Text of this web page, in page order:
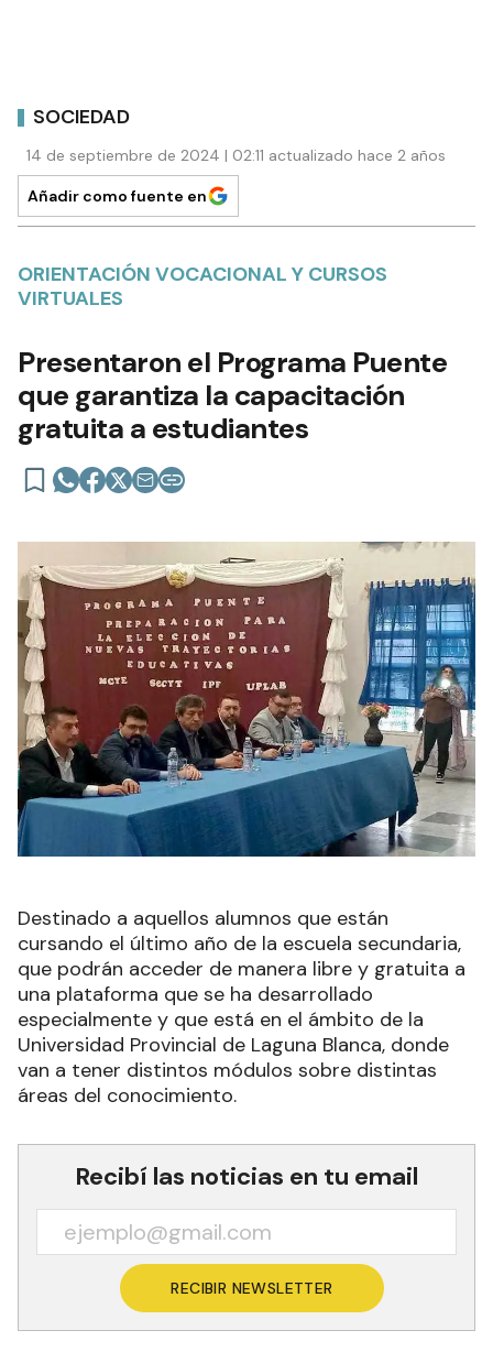
SOCIEDAD
14 de septiembre de 2024 | 02:11 actualizado hace 2 años
Añadir como fuente en
ORIENTACIÓN VOCACIONAL Y CURSOS
VIRTUALES
Presentaron el Programa Puente
que garantiza la capacitación
gratuita a estudiantes
Destinado a aquellos alumnos que están
cursando el último año de la escuela secundaria,
que podrán acceder de manera libre y gratuita a
una plataforma que se ha desarrollado
especialmente y que está en el ámbito de la
Universidad Provincial de Laguna Blanca, donde
van a tener distintos módulos sobre distintas
áreas del conocimiento.
Recibí las noticias en tu email
RECIBIR NEWSLETTER